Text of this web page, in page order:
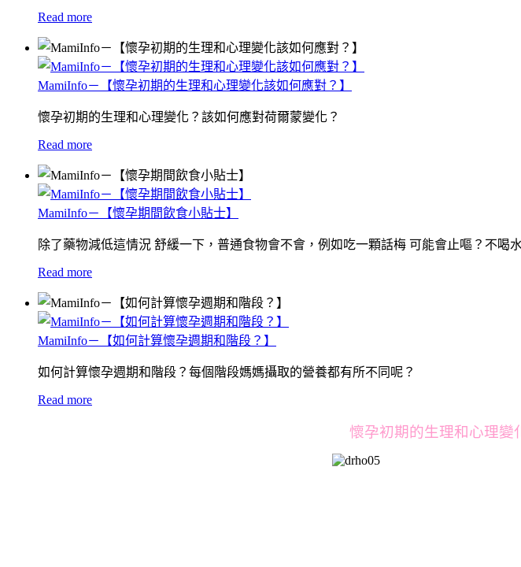
Read more
MamiInfo－【懷孕初期的生理和心理變化該如何應對？】
懷孕初期的生理和心理變化？該如何應對荷爾蒙變化？
Read more
MamiInfo－【懷孕期間飲食小貼士】
除了藥物減低這情況 舒緩一下，普通食物會不會，例如吃一顆話梅 可能會止嘔？不喝
Read more
MamiInfo－【如何計算懷孕週期和階段？】
如何計算懷孕週期和階段？每個階段媽媽攝取的營養都有所不同呢？
Read more
懷孕初期的生理和心理變